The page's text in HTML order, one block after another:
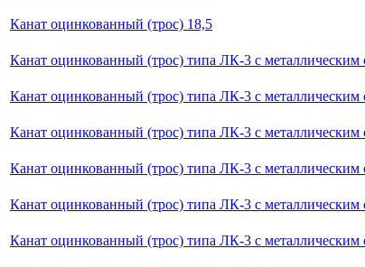
Канат оцинкованный (трос) 18,5
Канат оцинкованный (трос) типа ЛК-3 с металлическим
Канат оцинкованный (трос) типа ЛК-3 с металлическим
Канат оцинкованный (трос) типа ЛК-3 с металлическим
Канат оцинкованный (трос) типа ЛК-3 с металлическим
Канат оцинкованный (трос) типа ЛК-3 с металлическим
Канат оцинкованный (трос) типа ЛК-3 с металлическим